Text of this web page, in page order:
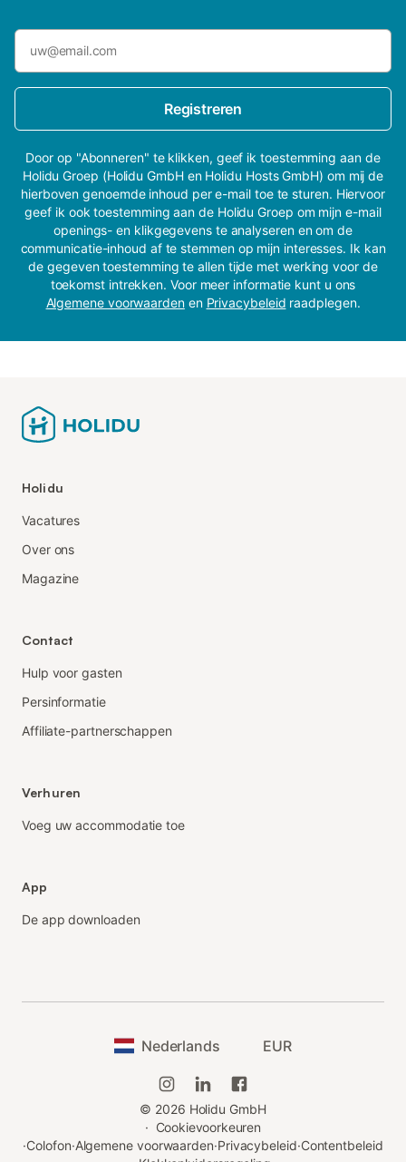
Registreren
Door op "Abonneren" te klikken, geef ik toestemming aan de
Holidu Groep (Holidu GmbH en Holidu Hosts GmbH) om mij de
hierboven genoemde inhoud per e-mail toe te sturen. Hiervoor
geef ik ook toestemming aan de Holidu Groep om mijn e-mail
openings- en klikgegevens te analyseren en om de
communicatie-inhoud af te stemmen op mijn interesses. Ik kan
de gegeven toestemming te allen tijde met werking voor de
toekomst intrekken. Voor meer informatie kunt u ons
Algemene voorwaardenen Privacybeleid raadplegen.
Holidu
Vacatures
Over ons
Magazine
Contact
Hulp voor gasten
Persinformatie
Affiliate-partnerschappen
Verhuren
Voeg uw accommodatie toe
App
De app downloaden
Nederlands EUR
© 2026 Holidu GmbH
· Cookievoorkeuren
·Colofon·Algemene voorwaarden·Privacybeleid·Contentbeleid